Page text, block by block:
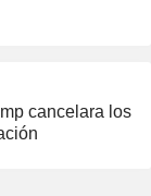
cancelara los